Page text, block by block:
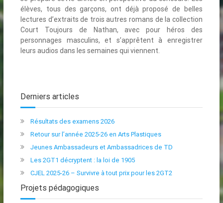
élèves, tous des garçons, ont déjà proposé de belles
lectures d’extraits de trois autres romans de la collection
Court Toujours de Nathan, avec pour héros des
personnages masculins, et s’apprêtent à enregistrer
leurs audios dans les semaines qui viennent.
Derniers articles
Résultats des examens 2026
Retour sur l’année 2025-26 en Arts Plastiques
Jeunes Ambassadeurs et Ambassadrices de TD
Les 2GT1 décryptent : la loi de 1905
CJEL 2025-26 – Survivre à tout prix pour les 2GT2
Projets pédagogiques